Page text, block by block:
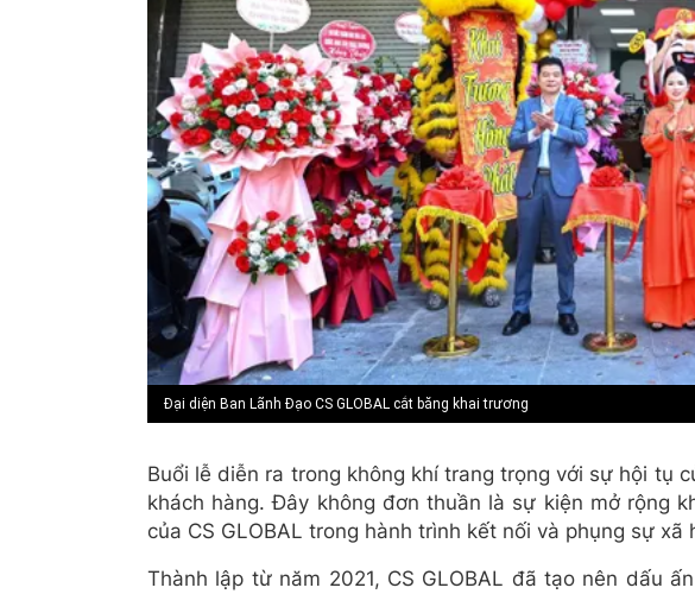
Đại diện Ban Lãnh Đạo CS GLOBAL cắt băng khai trương
Buổi lễ diễn ra trong không khí trang trọng với sự hội tụ
khách hàng. Đây không đơn thuần là sự kiện mở rộng
của CS GLOBAL trong hành trình kết nối và phụng sự xã
Thành lập từ năm 2021, CS GLOBAL đã tạo nên dấu